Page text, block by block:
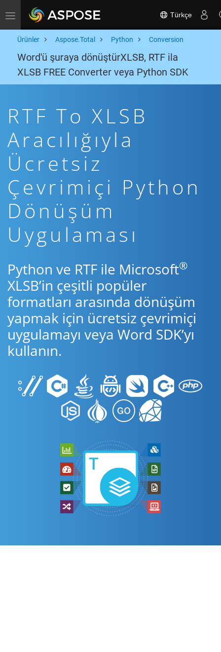
Toggle navigation Türkçe
Ürünler Aspose.Total Python Conversion
Word'ü şuraya dönüştürXLSB, RTF ila
XLSB FREE Converter veya Python SDK
RTF To XLSB
Aracılığıyla
Ücretsiz
Çevrimiçi Python
Dönüşüm
Uygulaması
Python ve RTF ile Microsoft®
XLSB’in çeşitli popüler
formatları arasında dönüşüm
yapmak için ücretsiz çevrimiçi
uygulamayı veya Word SDK’yı
kullanın.